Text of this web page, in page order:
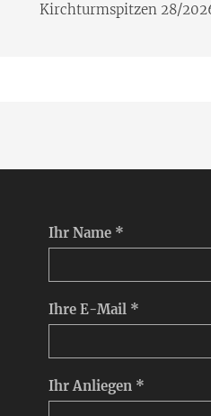
Kirchturmspitzen 28/
Ihr Name *
Ihre E-Mail *
Ihr Anliegen *